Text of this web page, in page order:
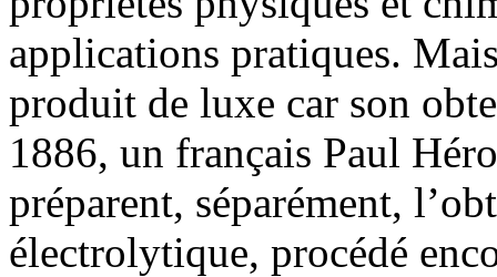
applications pratiques.
produit de luxe car son
1886, un français Paul
préparent, séparément,
électrolytique, procédé